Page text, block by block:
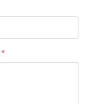
*